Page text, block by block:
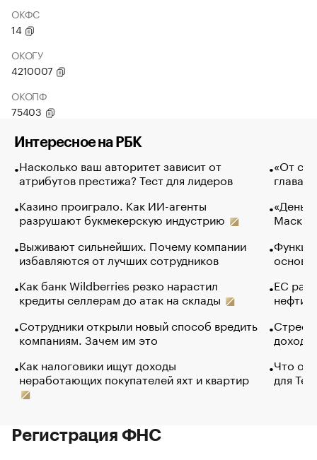
ОКФС
14
ОКОГУ
4210007
ОКОПФ
75403
Интересное на РБК
Насколько ваш авторитет зависит от
атрибутов престижа? Тест для лидеров
Казино проиграло. Как ИИ-агенты
разрушают букмекерскую индустрию
Выживают сильнейших. Почему компании
избавляются от лучших сотрудников
Как банк Wildberries резко нарастил
кредиты селлерам до атак на склады
Сотрудники открыли новый способ вредить
компаниям. Зачем им это
Как налоговики ищут доходы
неработающих покупателей яхт и квартир
«От
глава
Маск в
основ
ЕС
нефти
Что
для
Регистрация ФНС